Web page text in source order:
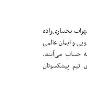
بختیاری‌زاده
و ایمان عالمی
حساب می‌آیند.
پیشکسوتان